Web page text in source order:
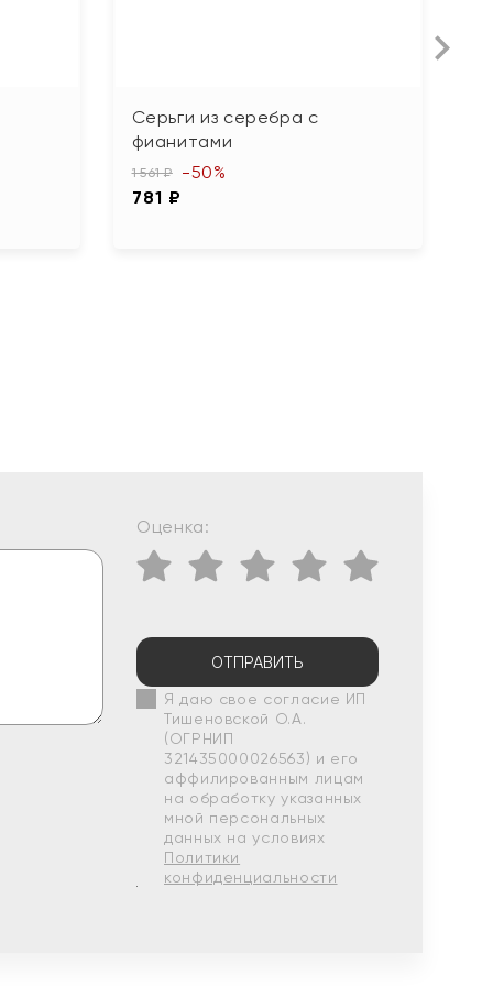
Серьги из серебра с
фианитами
1 561 ₽
781 ₽
-50%
Оценка:
ОТПРАВИТЬ
Я даю свое согласие ИП
Тишеновской О.А.
(ОГРНИП
321435000026563) и его
аффилированным лицам
на обработку указанных
мной персональных
данных на условиях
Политики
конфиденциальности